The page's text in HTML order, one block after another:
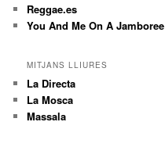
Reggae.es
You And Me On A Jamboree
MITJANS LLIURES
La Directa
La Mosca
Massala